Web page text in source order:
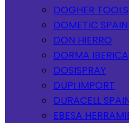
DOGHER TOOLS
DOMETIC SPAIN
DON HIERRO
DORMA IBERICA
DOSISPRAY
DUPI IMPORT
DURACELL
EBESA